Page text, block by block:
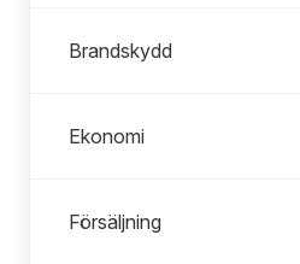
Brandskydd
Ekonomi
Försäljning